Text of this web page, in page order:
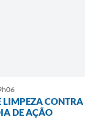
CONTRA
DE AÇÃO